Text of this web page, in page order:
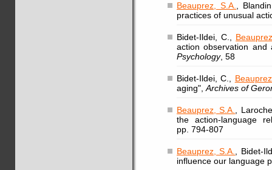
Beauprez, S.A.
,
practices of unusual
Bidet-Ildei, C.,
action observation
Psychology, 58
Bidet-Ildei, C.,
aging", Archives of
Beauprez, S.A.
,
the action-language
pp. 794-807
Beauprez, S.A.
, Bidet-
influence our language